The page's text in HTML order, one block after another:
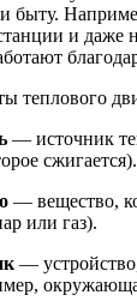
быту.
и даже
теплового
— источник
сжигается).
— вещество,
или газ).
—